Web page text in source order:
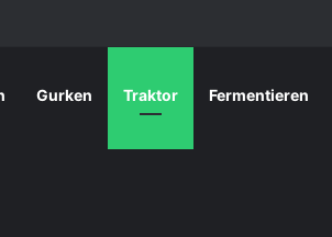
Gurken Traktor Fermentieren